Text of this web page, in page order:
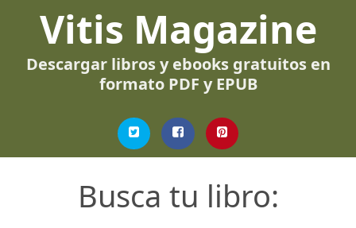
Vitis Magazine
Descargar libros y ebooks gratuitos en
formato PDF y EPUB
Busca tu libro: